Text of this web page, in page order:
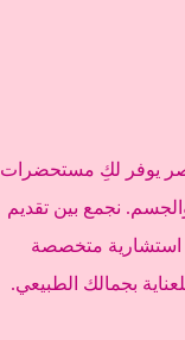
يوفر لكِ مستحضرات
نجمع بين تقديم
استشارية متخصصة
بجمالك الطبيعي.